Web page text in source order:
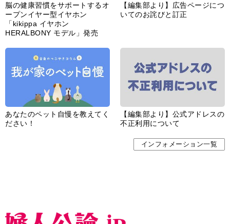
脳の健康習慣をサポートするオ
ープンイヤー型イヤホン
「kikippa イヤホン
HERALBONY モデル」発売
【編集部より】広告ページにつ
いてのお詫びと訂正
あなたのペット自慢を教えてく
ださい！
【編集部より】公式アドレスの
不正利用について
インフォメーション一覧